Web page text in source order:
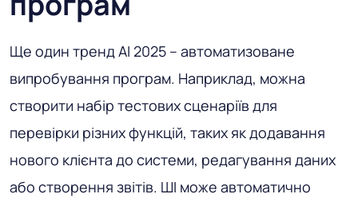
Ще один тренд AI 2025 – автоматизоване
випробування програм. Наприклад, можна
створити набір тестових сценаріїв для
перевірки різних функцій, таких як додавання
нового клієнта до системи, редагування даних
або створення звітів. ШІ може автоматично